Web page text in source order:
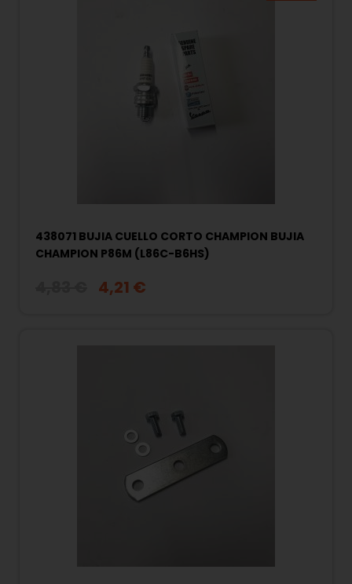
438071 BUJIA CUELLO CORTO CHAMPION BUJIA
CHAMPION P86M (L86C-B6HS)
4,21 €